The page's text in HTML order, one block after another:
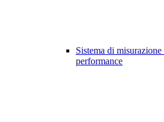
Sistema di
performance